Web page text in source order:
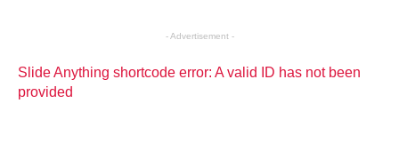
- Advertisement -
Slide Anything shortcode error: A valid ID has not been
provided